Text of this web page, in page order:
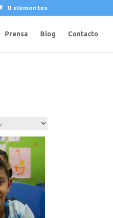
0 elementos
Prensa Blog Contacto